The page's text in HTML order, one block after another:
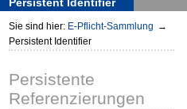
Sie sind hier: E-Pflicht-Sammlung →
Persistent Identifier
Persistente
Referenzierungen